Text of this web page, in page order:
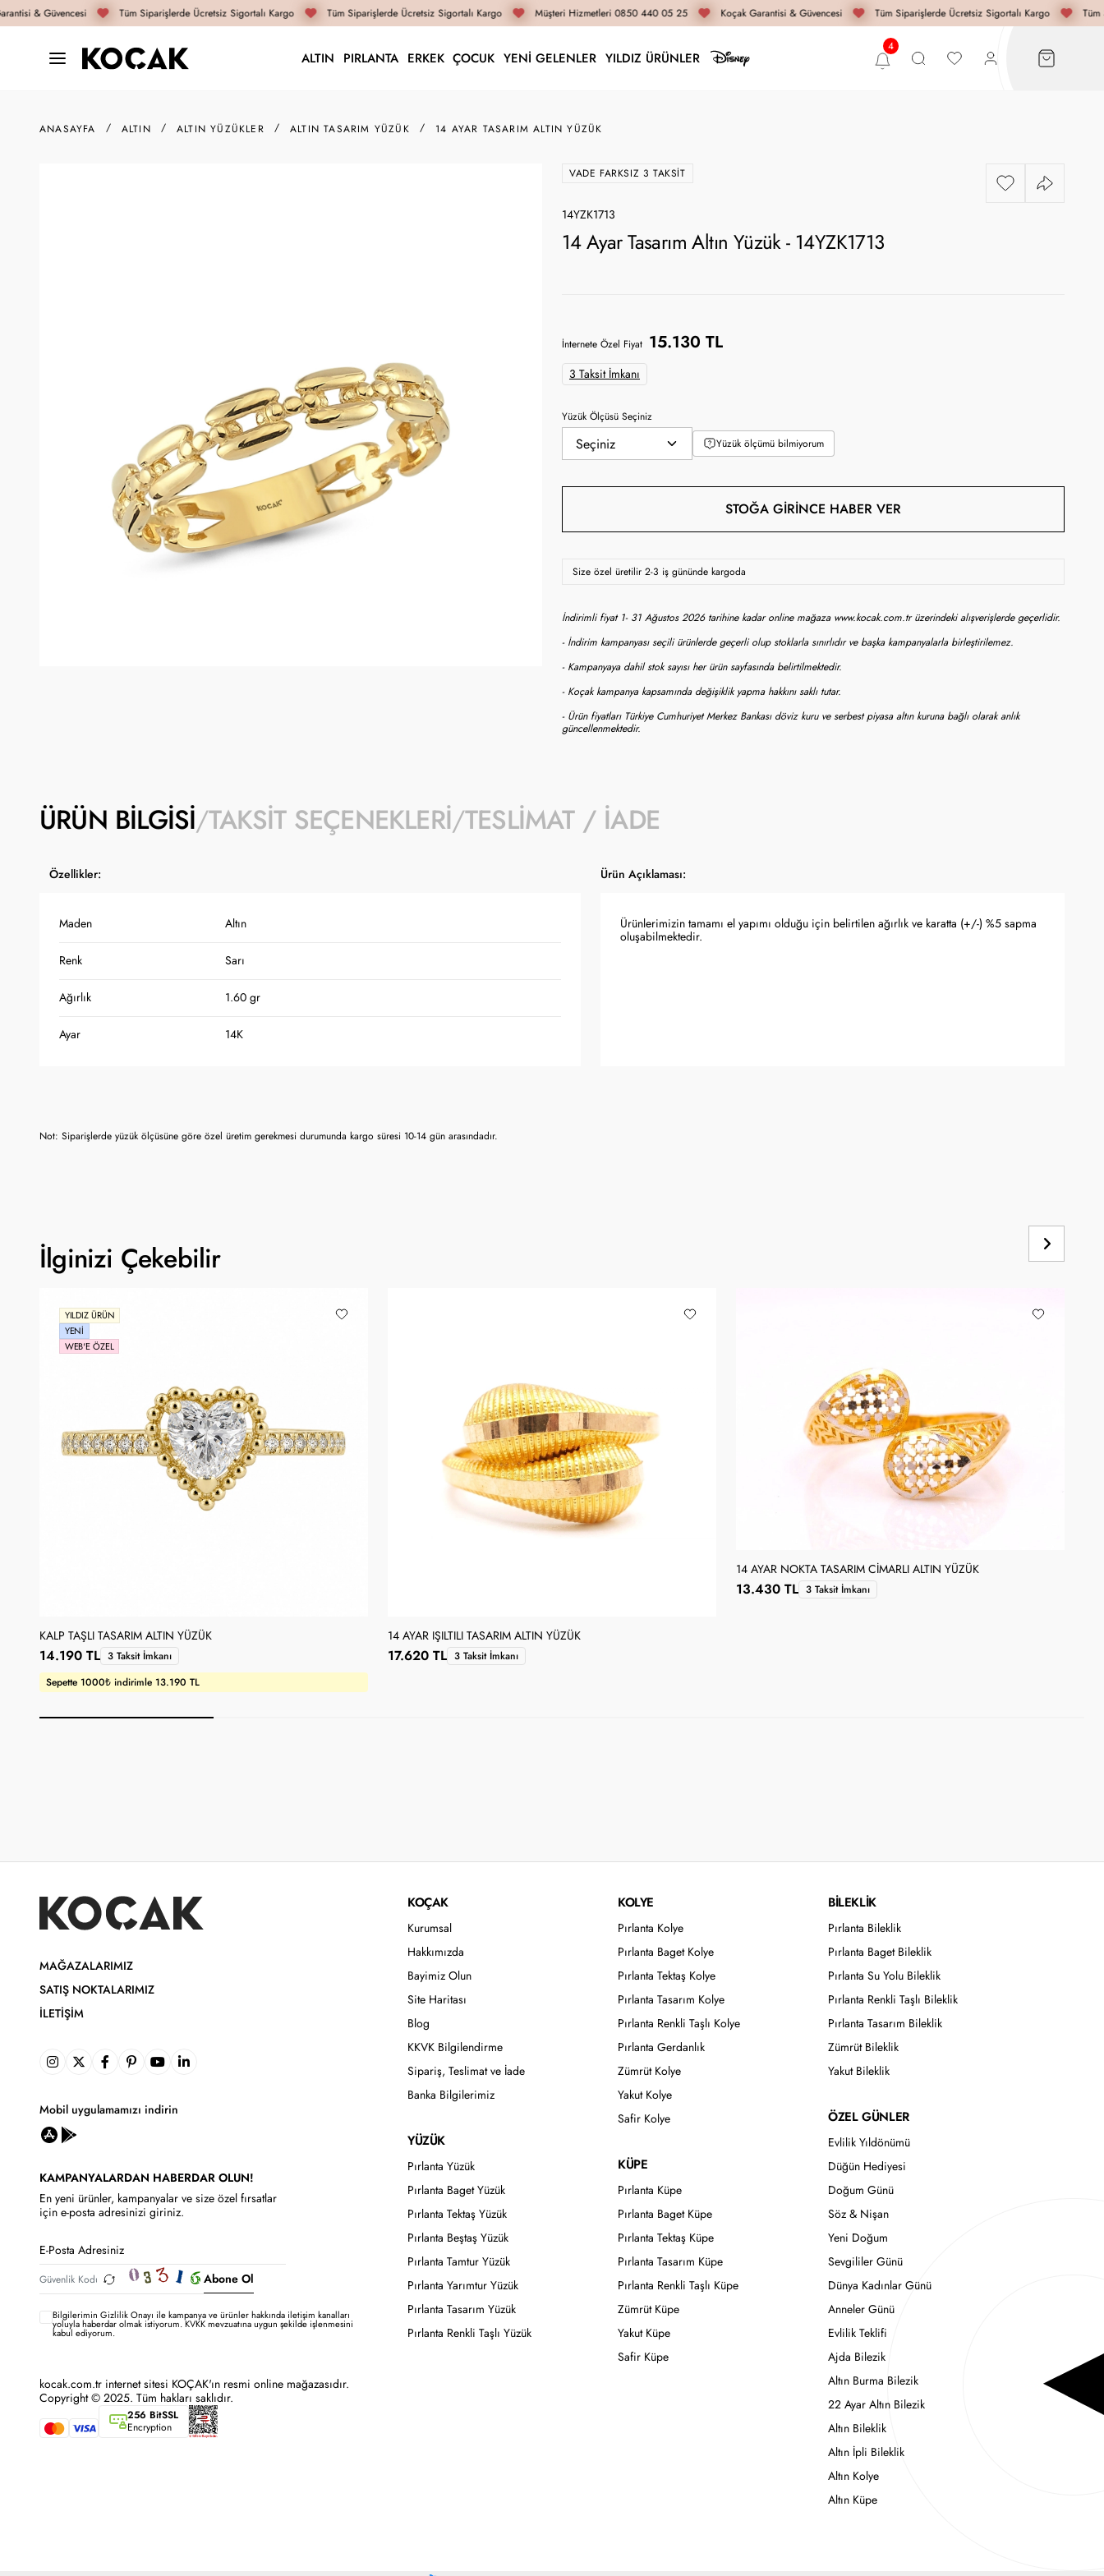
& Güvencesi Tüm Siparişlerde Ücretsiz Sigortalı Kargo Tüm Siparişlerde Ücretsiz Sigortalı Kargo Müşteri Hizmetleri 0850 440 05 25 Koçak Garantisi & Güvencesi Tüm Siparişlerde Ücretsiz Sigortalı Kargo Tüm
ALTIN PIRLANTA ERKEK ÇOCUK YENİ GELENLER YILDIZ ÜRÜNLER
ANASAYFA ALTIN ALTIN YÜZÜKLER ALTIN TASARIM YÜZÜK 14 AYAR TASARIM ALTIN YÜZÜK
VADE FARKSIZ 3 TAKSIT
14YZK1713
14 Ayar Tasarım Altın Yüzük - 14YZK1713
İnternete Özel Fiyat 15.130 TL
3 Taksit İmkanı
Yüzük Ölçüsü Seçiniz
Yüzük ölçümü bilmiyorum
STOĞA GIRINCE HABER VER
Size özel üretilir 2-3 iş gününde kargoda
İndirimli fiyat 1- 31 Ağustos 2026 tarihine kadar online mağaza www.kocak.com.tr üzerindeki alışverişlerde geçerlidir.
- İndirim kampanyası seçili ürünlerde geçerli olup stoklarla sınırlıdır ve başka kampanyalarla birleştirilemez.
- Kampanyaya dahil stok sayısı her ürün sayfasında belirtilmektedir.
- Koçak kampanya kapsamında değişiklik yapma hakkını saklı tutar.
- Ürün fiyatları Türkiye Cumhuriyet Merkez Bankası döviz kuru ve serbest piyasa altın kuruna bağlı olarak anlık
güncellenmektedir.
ÜRÜN BILGISI TAKSIT SEÇENEKLERI TESLIMAT / İADE
Özellikler: Ürün Açıklaması:
Maden Altın
Renk Sarı
Ağırlık 1.60 gr
Ayar 14K
Ürünlerimizin tamamı el yapımı olduğu için belirtilen ağırlık ve karatta (+/-) %5 sapma
oluşabilmektedir.
Not: Siparişlerde yüzük ölçüsüne göre özel üretim gerekmesi durumunda kargo süresi 10-14 gün arasındadır.
İlginizi Çekebilir
YILDIZ ÜRÜN
YENI
WEB'E ÖZEL
KALP TAŞLI TASARIM ALTIN YÜZÜK
Sepette 1000₺ indirimle 13.190 TL
14.190 TL 3 Taksit İmkanı
14 AYAR IŞILTILI TASARIM ALTIN YÜZÜK
17.620 TL 3 Taksit İmkanı
14 AYAR NOKTA TASARIM CIMARLI ALTIN YÜZÜK
13.430 TL 3 Taksit İmkanı
MAĞAZALARIMIZ
SATIŞ NOKTALARIMIZ
İLETIŞIM
Mobil uygulamamızı indirin
KAMPANYALARDAN HABERDAR OLUN!
En yeni ürünler, kampanyalar ve size özel fırsatlar
için e-posta adresinizi giriniz.
Abone Ol
Bilgilerimin Gizlilik Onayı ile kampanya ve ürünler hakkında iletişim kanalları
yoluyla haberdar olmak istiyorum.KVKK mevzuatına uygun şekilde işlenmesini
kabul ediyorum.
kocak.com.tr internet sitesi KOÇAK'ın resmi online mağazasıdır.
Copyright © 2025. Tüm hakları saklıdır.
256 BitSSL
Encryption
KOÇAK
Kurumsal
Hakkımızda
Bayimiz Olun
Site Haritası
Blog
KKVK Bilgilendirme
Sipariş, Teslimat ve İade
Banka Bilgilerimiz
YÜZÜK
Pırlanta Yüzük
Pırlanta Baget Yüzük
Pırlanta Tektaş Yüzük
Pırlanta Beştaş Yüzük
Pırlanta Tamtur Yüzük
Pırlanta Yarımtur Yüzük
Pırlanta Tasarım Yüzük
Pırlanta Renkli Taşlı Yüzük
KOLYE
Pırlanta Kolye
Pırlanta Baget Kolye
Pırlanta Tektaş Kolye
Pırlanta Tasarım Kolye
Pırlanta Renkli Taşlı Kolye
Pırlanta Gerdanlık
Zümrüt Kolye
Yakut Kolye
Safir Kolye
KÜPE
Pırlanta Küpe
Pırlanta Baget Küpe
Pırlanta Tektaş Küpe
Pırlanta Tasarım Küpe
Pırlanta Renkli Taşlı Küpe
Zümrüt Küpe
Yakut Küpe
Safir Küpe
BİLEKLİK
Pırlanta Bileklik
Pırlanta Baget Bileklik
Pırlanta Su Yolu Bileklik
Pırlanta Renkli Taşlı Bileklik
Pırlanta Tasarım Bileklik
Zümrüt Bileklik
Yakut Bileklik
ÖZEL GÜNLER
Evlilik Yıldönümü
Düğün Hediyesi
Doğum Günü
Söz & Nişan
Yeni Doğum
Sevgililer Günü
Dünya Kadınlar Günü
Anneler Günü
Evlilik Teklifi
Ajda Bilezik
Altın Burma Bilezik
22 Ayar Altın Bilezik
Altın Bileklik
Altın İpli Bileklik
Altın Kolye
Altın Küpe